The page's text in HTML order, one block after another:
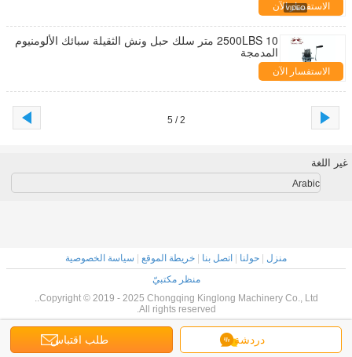
الاستفسار الآن
2500LBS 10 متر سلك حبل ونش الثقيلة سبائك الألومنيوم
المدمجة
الاستفسار الآن
2 / 5
دردشة طلب اقتباس
غير اللغة
Arabic
منزل حولنا اتصل بنا خريطة الموقع
سياسة الخصوصية
منظر مكتبيّ
Copyright © 2019 - 2025 Chongqing Kinglong Machinery Co., Ltd..
All rights reserved.